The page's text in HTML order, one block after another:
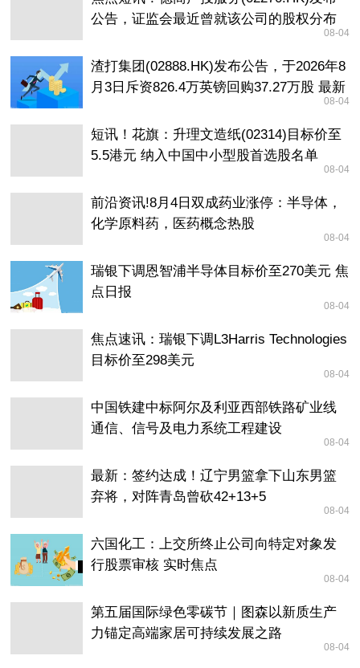
公告，证监会最近曾就该公司的股权分布
08-04
渣打集团(02888.HK)发布公告，于2026年8
月3日斥资826.4万英镑回购37.27万股 最新
08-04
短讯！花旗：升理文造纸(02314)目标价至
5.5港元 纳入中国中小型股首选股名单
08-04
前沿资讯!8月4日双成药业涨停：半导体，
化学原料药，医药概念热股
08-04
瑞银下调恩智浦半导体目标价至270美元 焦
点日报
08-04
焦点速讯：瑞银下调L3Harris Technologies
目标价至298美元
08-04
中国铁建中标阿尔及利亚西部铁路矿业线
通信、信号及电力系统工程建设
08-04
最新：签约达成！辽宁男篮拿下山东男篮
弃将，对阵青岛曾砍42+13+5
08-04
六国化工：上交所终止公司向特定对象发
行股票审核 实时焦点
08-04
第五届国际绿色零碳节｜图森以新质生产
力锚定高端家居可持续发展之路
08-04